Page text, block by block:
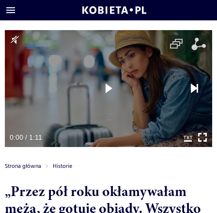
0:00 / 1:11
Strona główna Historie
„Przez pół roku okłamywałam
męża, że gotuję obiady. Wszystko